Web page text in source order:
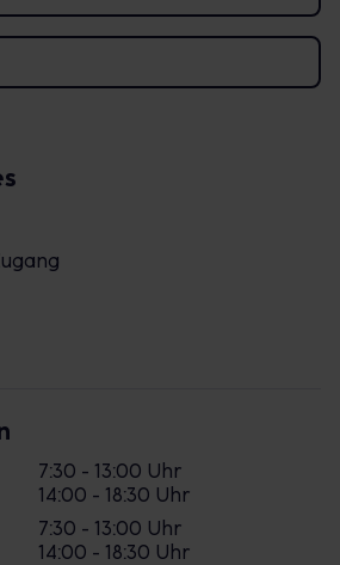
7:30 - 13:00 Uhr
14:00 - 18:30 Uhr
7:30 - 13:00 Uhr
14:00 - 18:30 Uhr